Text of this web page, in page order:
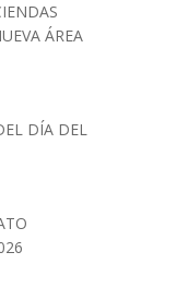
ÁREA
DÍA DEL